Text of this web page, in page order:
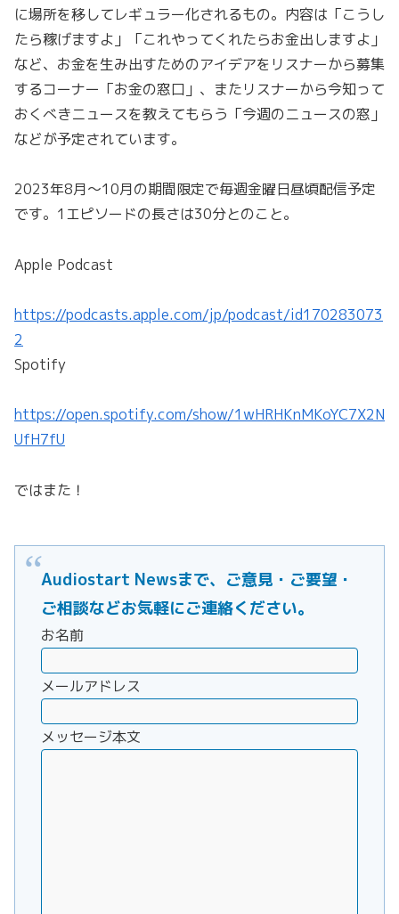
に場所を移してレギュラー化されるもの。内容は「こうし
たら稼げますよ」「これやってくれたらお金出しますよ」
など、お金を生み出すためのアイデアをリスナーから募集
するコーナー「お金の窓口」、またリスナーから今知って
おくべきニュースを教えてもらう「今週のニュースの窓」
などが予定されています。
2023年8月～10月の期間限定で毎週金曜日昼頃配信予定
です。1エピソードの長さは30分とのこと。
Apple Podcast
https://podcasts.apple.com/jp/podcast/id170283073
2
Spotify
https://open.spotify.com/show/1wHRHKnMKoYC7X2N
UfH7fU
ではまた！
Audiostart Newsまで、ご意見・ご要望・
ご相談などお気軽にご連絡ください。
お名前
メールアドレス
メッセージ本文